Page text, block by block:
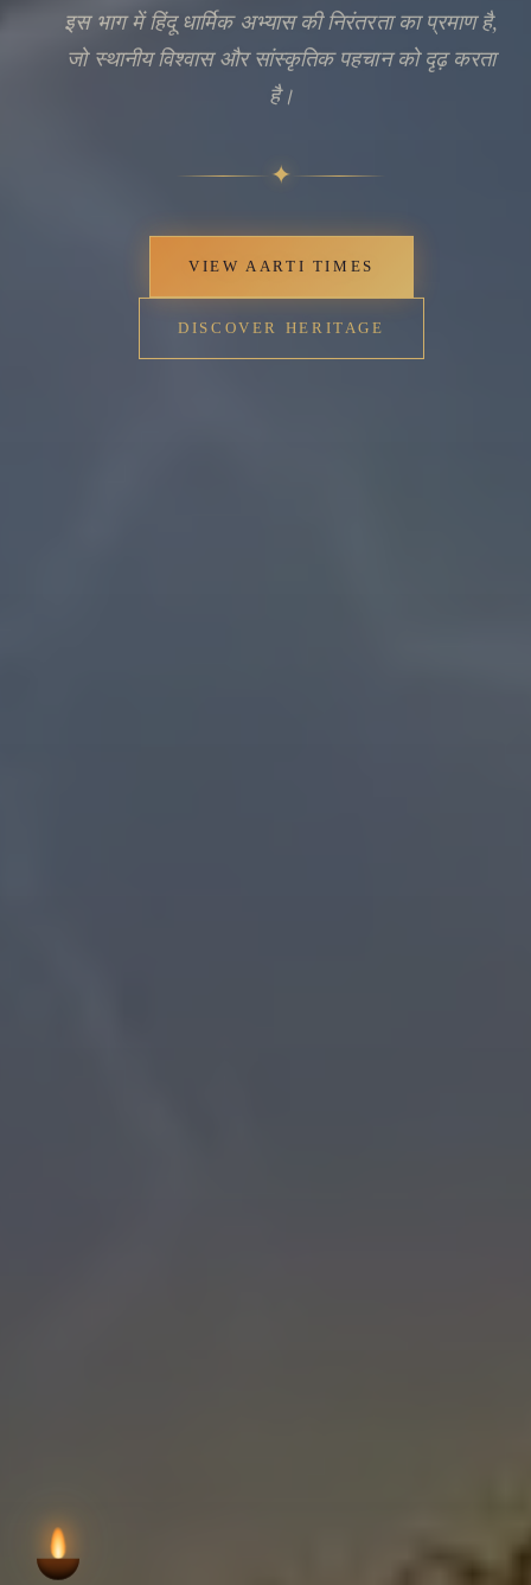
इस भाग में हिंदू धार्मिक अभ्यास की निरंतरता का प्रमाण है,
जो स्थानीय विश्वास और सांस्कृतिक पहचान को दृढ़ करता
है।
✦
VIEW AARTI TIMES
DISCOVER HERITAGE